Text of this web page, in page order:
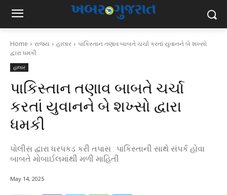
Home રાજ્ય હાલાર
પાકિસ્તાન તણાવ બાબતે ચર્ચા કરતાં યુવાનને બે શખ્સો
દ્વારા ધમકી
હાલાર
પાકિસ્તાન તણાવ બાબતે ચર્ચા
કરતાં યુવાનને બે શખ્સો દ્વારા
ધમકી
પોલીસ દ્વારા ધરપકડ કરી તપાસ : પાકિસ્તાની સાથે સંપર્ક હોવા
બાબતે મોબાઈલમાંથી મળી માહિતી
May 14, 2025